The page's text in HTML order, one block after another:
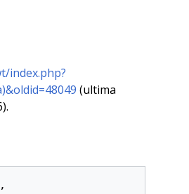
index.php?
(ultima